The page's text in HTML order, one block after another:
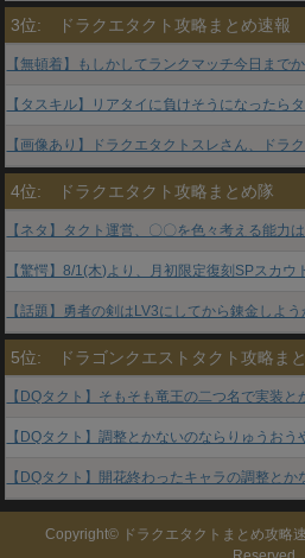
3位: ドラクエタクト攻略まとめ速報
4位: ドラクエタクト攻略まとめ隊
【ネタ】タクト運営、〇〇を色々考える能力
【驚愕】8/1(木)より、月初限定復刻SPスカウ
【話題】勇者の剣はLV3にしてから錬金しよう
5位: ドラゴンクエストタクト攻略ま
Copyright© ドラクエタクトまとめ攻略